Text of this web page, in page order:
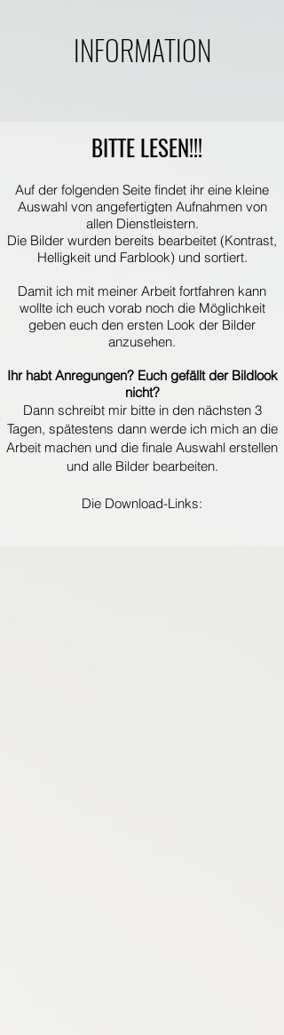
INFORMATION
BITTE LESEN!!!
Auf der folgenden Seite findet ihr eine kleine
Auswahl von angefertigten Aufnahmen von
allen Dienstleistern.
Die Bilder wurden bereits bearbeitet (Kontrast,
Helligkeit und Farblook) und sortiert.
Damit ich mit meiner Arbeit fortfahren kann
wollte ich euch vorab noch die Möglichkeit
geben euch den ersten Look der Bilder
anzusehen.
Ihr habt Anregungen? Euch gefällt der Bildlook
nicht?
Dann schreibt mir bitte in den nächsten 3
Tagen, spätestens dann werde ich mich an die
Arbeit machen und die finale Auswahl erstellen
und alle Bilderbearbeiten.
Die Download-Links: